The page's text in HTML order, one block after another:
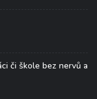
či škole bez nervů a